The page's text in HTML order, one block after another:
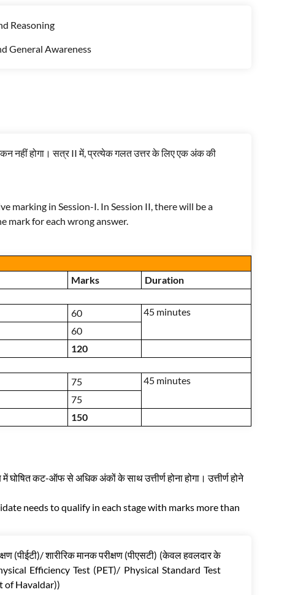
Reasoning
General Awareness
नहीं होगा। सत्र II में, प्रत्येक गलत उत्तर के लिए एक अंक की
marking in Session-I. In Session II, there will be a
mark for each wrong answer.
Marks
Duration
60
45 minutes
60
120
75
45 minutes
75
150
घोषित कट-ऑफ से अधिक अंकों के साथ उत्तीर्ण होना होगा। उत्तीर्ण होने
needs to qualify in each stage with marks more than
(पीईटी)/ शारीरिक मानक परीक्षण (पीएसटी) (केवल हवलदार के
Efficiency Test (PET)/ Physical Standard Test
of Havaldar))